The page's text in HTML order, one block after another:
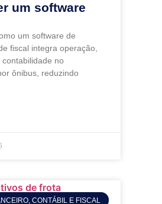
um software
um software de
fiscal integra operação,
no
ônibus, reduzindo
CONTÁBIL E FISCAL